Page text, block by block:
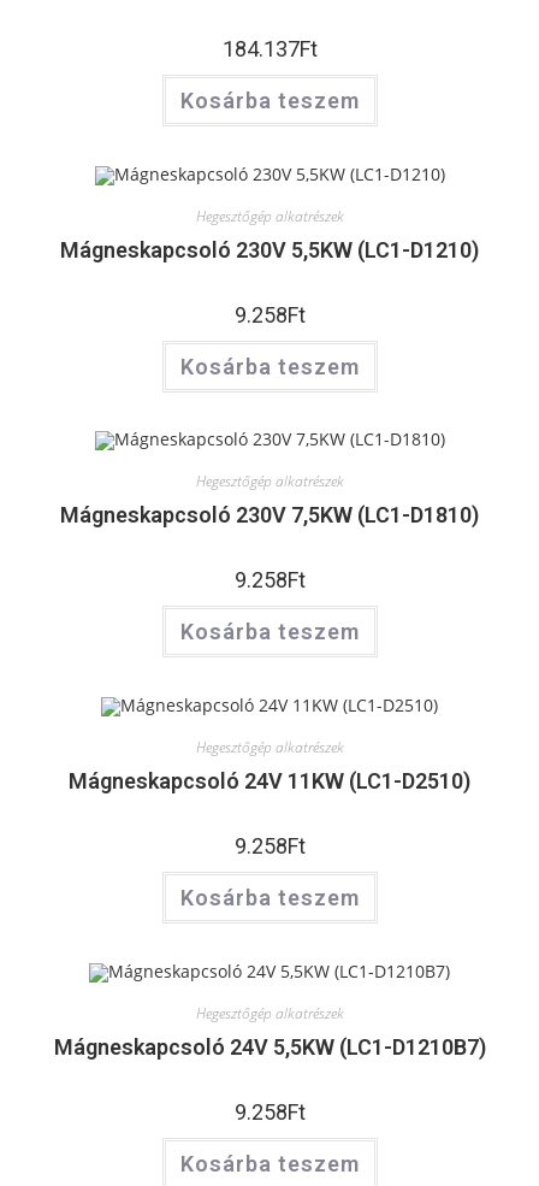
184.137Ft
Kosárba teszem
Hegesztőgép alkatrészek
Mágneskapcsoló 230V 5,5KW (LC1-D1210)
9.258Ft
Kosárba teszem
Hegesztőgép alkatrészek
Mágneskapcsoló 230V 7,5KW (LC1-D1810)
9.258Ft
Kosárba teszem
Hegesztőgép alkatrészek
Mágneskapcsoló 24V 11KW (LC1-D2510)
9.258Ft
Kosárba teszem
Hegesztőgép alkatrészek
Mágneskapcsoló 24V 5,5KW (LC1-D1210B7)
9.258Ft
Kosárba teszem